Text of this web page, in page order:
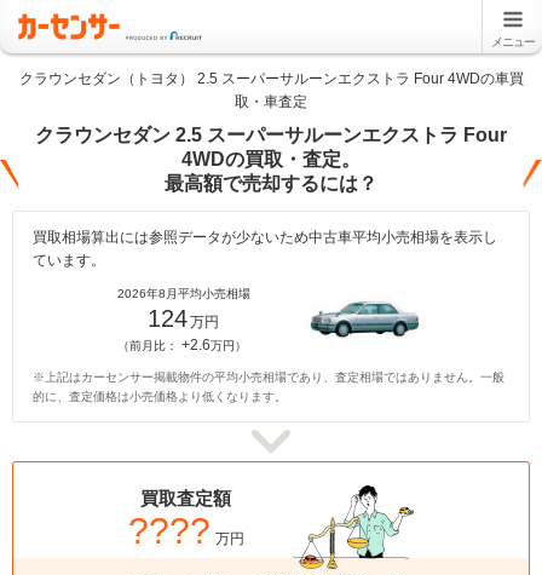
メニュー
クラウンセダン（トヨタ） 2.5 スーパーサルーンエクストラ Four 4WDの車買
取・車査定
クラウンセダン 2.5 スーパーサルーンエクストラ Four
4WDの買取・査定。
最高額で売却するには？
買取相場算出には参照データが少ないため中古車平均小売相場を表示し
ています。
2026年8月平均小売相場
124万円
（前月比： +2.6万円）
※上記はカーセンサー掲載物件の平均小売相場であり、査定相場ではありません。一般
的に、査定価格は小売価格より低くなります。
買取査定額
???? 万円